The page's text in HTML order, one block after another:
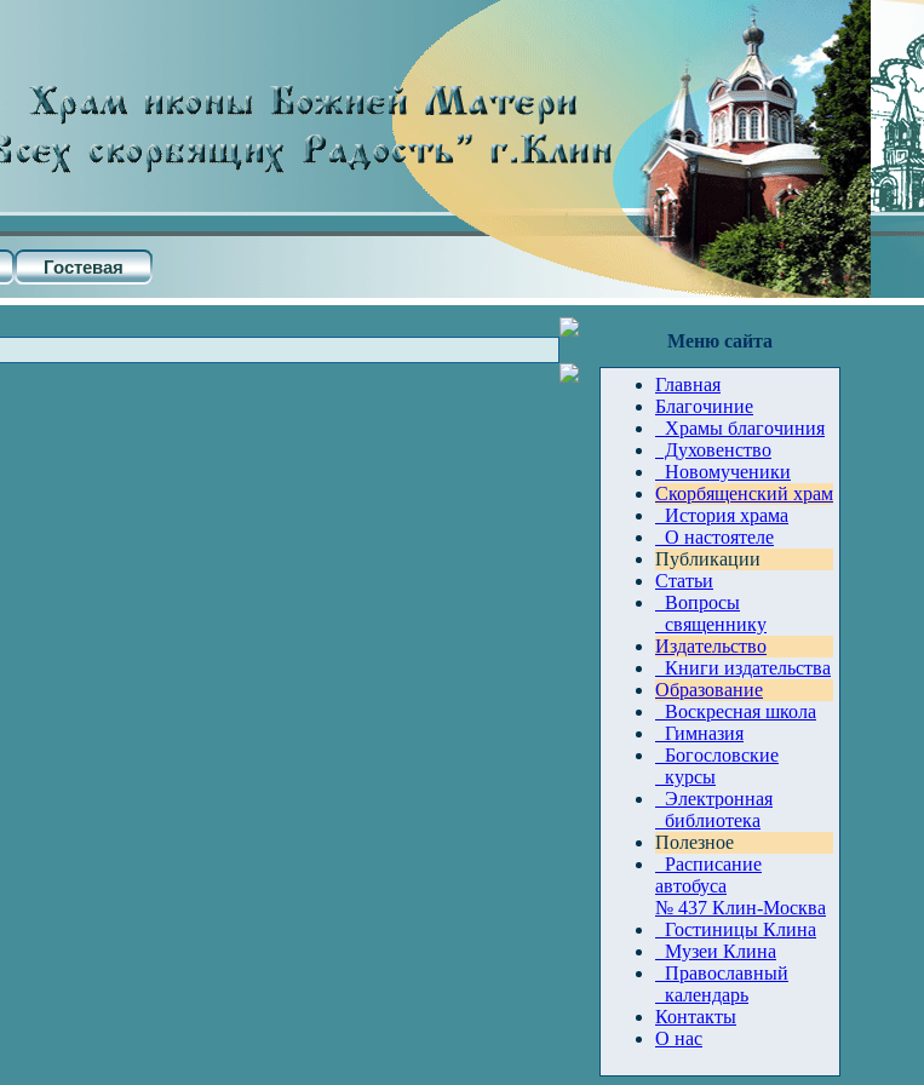
Гостевая
Меню сайта
Главная
Благочиние
Храмы благочиния
Духовенство
Новомученики
Скорбященский храм
История храма
О настоятеле
Публикации
Статьи
Вопросы
священнику
Издательство
Книги издательства
Образование
Воскресная школа
Гимназия
Богословские
курсы
Электронная
библиотека
Полезное
Расписание
автобуса
№ 437 Клин-Москва
Гостиницы Клина
Музеи Клина
Православный
календарь
Контакты
О нас